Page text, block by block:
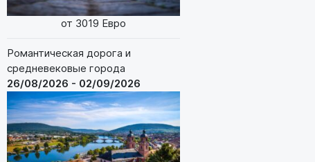
от 3019 Евро
Романтическая дорога и
средневековые города
26/08/2026 - 02/09/2026